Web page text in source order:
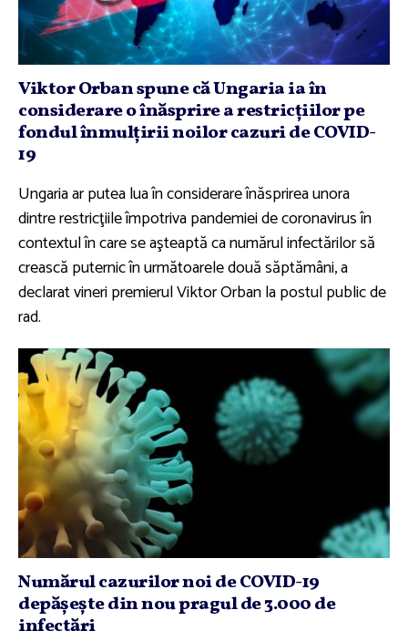
Viktor Orban spune că Ungaria ia în
considerare o înăsprire a restricţiilor pe
fondul înmulţirii noilor cazuri de COVID-
19
Ungaria ar putea lua în considerare înăsprirea unora
dintre restricţiile împotriva pandemiei de coronavirus în
contextul în care se aşteaptă ca numărul infectărilor să
crească puternic în următoarele două săptămâni, a
declarat vineri premierul Viktor Orban la postul public de
rad.
Numărul cazurilor noi de COVID-19
depăşeşte din nou pragul de 3.000 de